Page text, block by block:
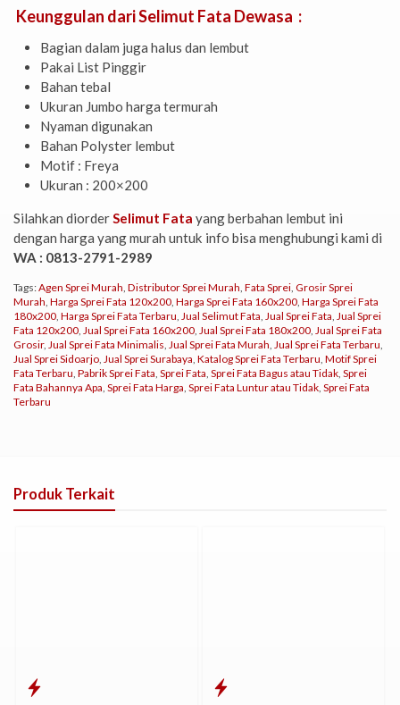
Keunggulan dari Selimut Fata Dewasa :
Bagian dalam juga halus dan lembut
Pakai List Pinggir
Bahan tebal
Ukuran Jumbo harga termurah
Nyaman digunakan
Bahan Polyster lembut
Motif : Freya
Ukuran : 200×200
Silahkan diorder Selimut Fata yang berbahan lembut ini
dengan harga yang murah untuk info bisa menghubungi kami di
WA : 0813-2791-2989
Tags:Agen Sprei Murah Distributor Sprei Murah Fata Sprei Grosir Sprei
Murah Harga Sprei Fata 120x200 Harga Sprei Fata 160x200 Harga Sprei Fata
180x200 Harga Sprei Fata Terbaru Jual Selimut Fata Jual Sprei Fata Jual Sprei
Fata 120x200 Jual Sprei Fata 160x200 Jual Sprei Fata 180x200 Jual Sprei Fata
Grosir, Jual Sprei Fata Minimalis Jual Sprei Fata Murah Jual Sprei Fata Terbaru
Jual Sprei Sidoarjo Jual Sprei Surabaya Katalog Sprei Fata Terbaru Motif Sprei
Fata Terbaru Pabrik Sprei Fata Sprei Fata Sprei Fata Bagus atau Tidak Sprei
Fata Bahannya Apa Sprei Fata Harga Sprei Fata Luntur atau Tidak Sprei Fata
Terbaru
Produk Terkait